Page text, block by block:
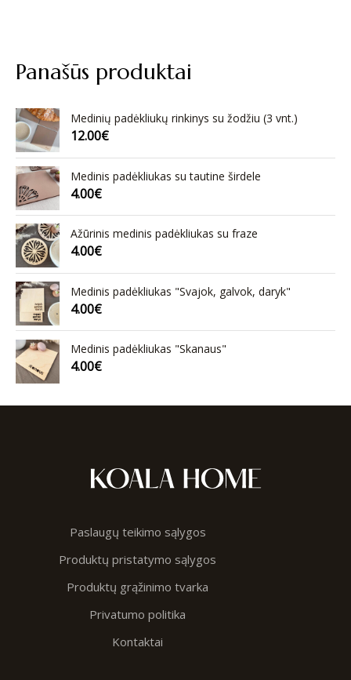
Panašūs produktai
Medinių padėkliukų rinkinys su žodžiu (3 vnt.)
12.00€
Medinis padėkliukas su tautine širdele
4.00€
Ažūrinis medinis padėkliukas su fraze
4.00€
Medinis padėkliukas "Svajok, galvok, daryk"
4.00€
Medinis padėkliukas "Skanaus"
4.00€
Paslaugų teikimo sąlygos
Produktų pristatymo sąlygos
Produktų grąžinimo tvarka
Privatumo politika
Kontaktai